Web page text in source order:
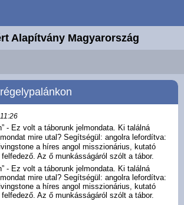
Alapítvány Magyarország
- Ez volt a táborunk jelmondata. Ki találná
mire utal? Segítségül: angolra lefordítva:
a híres angol misszionárius, kutató
Az ő munkásságáról szólt a tábor.
- Ez volt a táborunk jelmondata. Ki találná
mire utal? Segítségül: angolra lefordítva:
a híres angol misszionárius, kutató
Az ő munkásságáról szólt a tábor.